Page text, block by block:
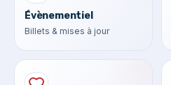
Évènementiel
Billets & mises à jour